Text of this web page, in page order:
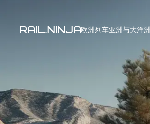
欧洲列车亚洲与大洋洲